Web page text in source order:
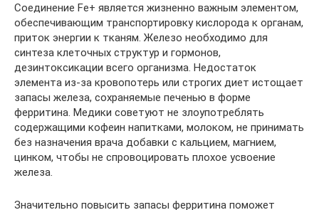
Соединение Fe+ является жизненно важным элементом,
обеспечивающим транспортировку кислорода к органам,
приток энергии к тканям. Железо необходимо для
синтеза клеточных структур и гормонов,
дезинтоксикации всего организма. Недостаток
элемента из-за кровопотерь или строгих диет истощает
запасы железа, сохраняемые печенью в форме
ферритина. Медики советуют не злоупотреблять
содержащими кофеин напитками, молоком, не принимать
без назначения врача добавки с кальцием, магнием,
цинком, чтобы не спровоцировать плохое усвоение
железа.
Значительно повысить запасы ферритина поможет